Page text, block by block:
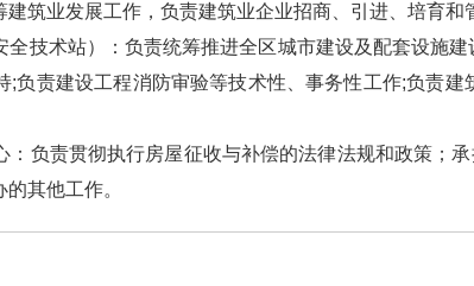
业发展工作，负责建筑业企业招商、引进、培育和
术站）：负责统筹推进全区城市建设及配套设施
负责建设工程消防审验等技术性、事务性工作;负责
责贯彻执行房屋征收与补偿的法律法规和政策；
其他工作。